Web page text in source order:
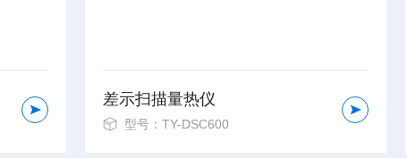
差示扫描量热仪
型号：TY-DSC600